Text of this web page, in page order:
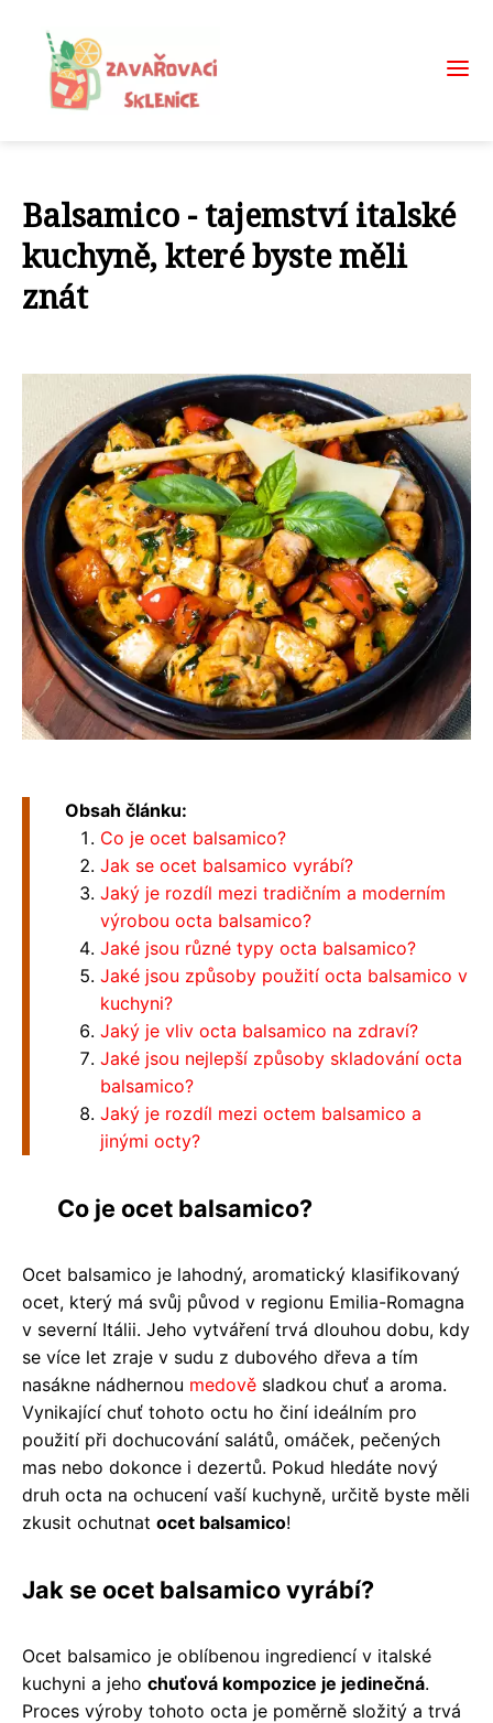
Balsamico - tajemství italské
kuchyně, které byste měli
znát
Obsah článku:
Co je ocet balsamico?
Jak se ocet balsamico vyrábí?
Jaký je rozdíl mezi tradičním a moderním
výrobou octa balsamico?
Jaké jsou různé typy octa balsamico?
Jaké jsou způsoby použití octa balsamico v
kuchyni?
Jaký je vliv octa balsamico na zdraví?
Jaké jsou nejlepší způsoby skladování octa
balsamico?
Jaký je rozdíl mezi octem balsamico a
jinými octy?
Co je ocet balsamico?
Ocet balsamico je lahodný, aromatický klasifikovaný
ocet, který má svůj původ v regionu Emilia-Romagna
v severní Itálii. Jeho vytváření trvá dlouhou dobu, kdy
se více let zraje v sudu z dubového dřeva a tím
nasákne nádhernou medově sladkou chuť a aroma.
Vynikající chuť tohoto octu ho činí ideálním pro
použití při dochucování salátů, omáček, pečených
mas nebo dokonce i dezertů. Pokud hledáte nový
druh octa na ochucení vaší kuchyně, určitě byste měli
zkusit ochutnat ocet balsamico!
Jak se ocet balsamico vyrábí?
Ocet balsamico je oblíbenou ingrediencí v italské
kuchyni a jeho chuťová kompozice je jedinečná.
Proces výroby tohoto octa je poměrně složitý a trvá